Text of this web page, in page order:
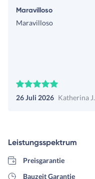
Maravilloso
Maravilloso
26 Juli 2026 Katherina J.
Leistungsspektrum
Preisgarantie
Bauzeit Garantie